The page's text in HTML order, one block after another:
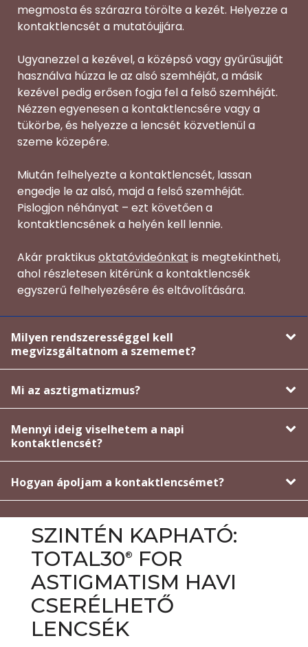
megmosta és szárazra törölte a kezét. Helyezze a
kontaktlencsét a mutatóujjára.
Ugyanezzel a kezével, a középső vagy gyűrűsujját
használva húzza le az alsó szemhéját, a másik
kezével pedig erősen fogja fel a felső szemhéját.
Nézzen egyenesen a kontaktlencsére vagy a
tükörbe, és helyezze a lencsét közvetlenül a
szeme közepére.
Miután felhelyezte a kontaktlencsét, lassan
engedje le az alsó, majd a felső szemhéját.
Pislogjon néhányat – ezt követően a
kontaktlencsének a helyén kell lennie.
Akár praktikus oktatóvideónkat is megtekintheti,
ahol részletesen kitérünk a kontaktlencsék
egyszerű felhelyezésére és eltávolítására.
Milyen rendszerességgel kell
megvizsgáltatnom a szememet?
Mi az asztigmatizmus?
Mennyi ideig viselhetem a napi
kontaktlencsét?
Hogyan ápoljam a kontaktlencsémet?
SZINTÉN KAPHATÓ:
TOTAL30®
FOR
ASTIGMATISM HAVI
CSERÉLHETŐ
LENCSÉK